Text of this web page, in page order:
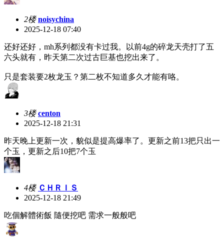
2楼 noisychina
2025-12-18 07:40
还好还好，mh系列都没有卡过我。以前4g的碎龙天壳打了五
六头就有，昨天第二次过古巨基也挖出来了。
只是套装要2枚龙玉？第二枚不知道多久才能有咯。
3楼 centon
2025-12-18 21:31
昨天晚上更新一次，貌似是提高爆率了。更新之前13把只出一
个玉，更新之后10把7个玉
4楼 ＣＨＲＩＳ
2025-12-18 21:49
吃個解體術飯 隨便挖吧 需求一般般吧